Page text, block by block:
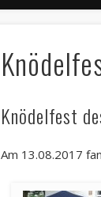
Knödelfest
Am 13.08.2017